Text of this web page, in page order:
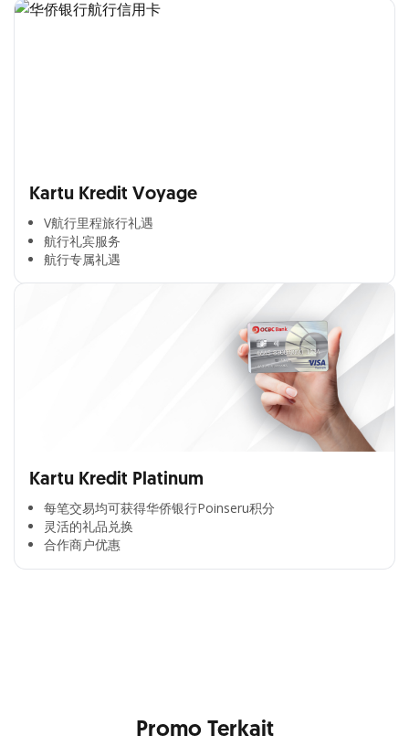
Kartu Kredit Voyage
V航行里程旅行礼遇
航行礼宾服务
航行专属礼遇
Kartu Kredit Platinum
每笔交易均可获得华侨银行Poinseru积分​
灵活的礼品兑换​
合作商户优惠​
Cross Selling Banner Global
Promo Terkait